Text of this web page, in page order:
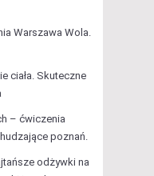
Warszawa Wola.
ciała. Skuteczne
– ćwiczenia
poznań.
odżywki na